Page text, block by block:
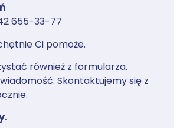
655-33-77
Ci pomoże.
również z formularza.
Skontaktujemy się z